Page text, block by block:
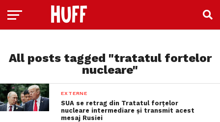
All posts tagged "tratatul fortelor
nucleare"
EXTERNE
SUA se retrag din Tratatul forţelor
nucleare intermediare și transmit acest
mesaj Rusiei